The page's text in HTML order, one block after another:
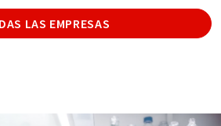
LAS EMPRESAS